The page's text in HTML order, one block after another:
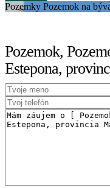
Pozemky Pozemok na
Pozemok,
Estepona,